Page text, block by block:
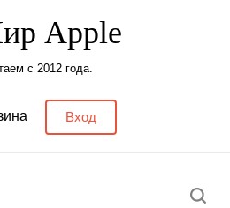
Apple
с 2012 года.
Вход